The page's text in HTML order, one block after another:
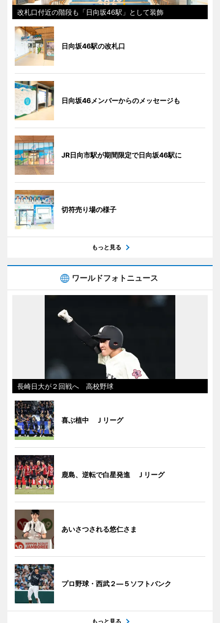
改札口付近の階段も「日向坂46駅」として装飾
日向坂46駅の改札口
日向坂46メンバーからのメッセージも
JR日向市駅が期間限定で日向坂46駅に
切符売り場の様子
もっと見る
ワールドフォトニュース
長崎日大が２回戦へ 高校野球
喜ぶ植中 Ｊリーグ
鹿島、逆転で白星発進 Ｊリーグ
あいさつされる悠仁さま
プロ野球・西武２―５ソフトバンク
もっと見る